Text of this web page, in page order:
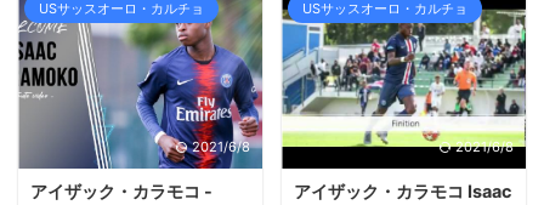
USサッスオーロ・カルチョ
2021/6/8
アイザック・カラモコ -
USサッスオーロ・カルチョ
2021/6/8
アイザック・カラモコ Isaac